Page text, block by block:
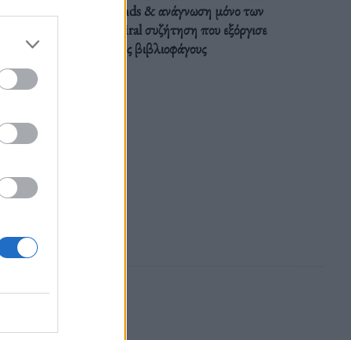
BookTok trends & ανάγνωση μόνο των
διαλόγων: Η viral συζήτηση που εξόργισε
τους βιβλιοφάγους